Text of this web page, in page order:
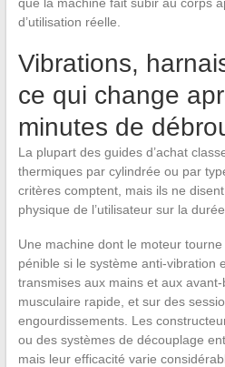
d’utilisation réelle.
Vibrations,
ce qui change
minutes de
La plupart des guides d’achat
thermiques par cylindrée ou par
critères comptent, mais ils ne
physique de l’utilisateur sur la durée.
Une machine dont le moteur
pénible si le système anti-vibration
transmises aux mains et aux
musculaire rapide, et sur des
engourdissements. Les
ou des systèmes de découplage
mais leur efficacité varie